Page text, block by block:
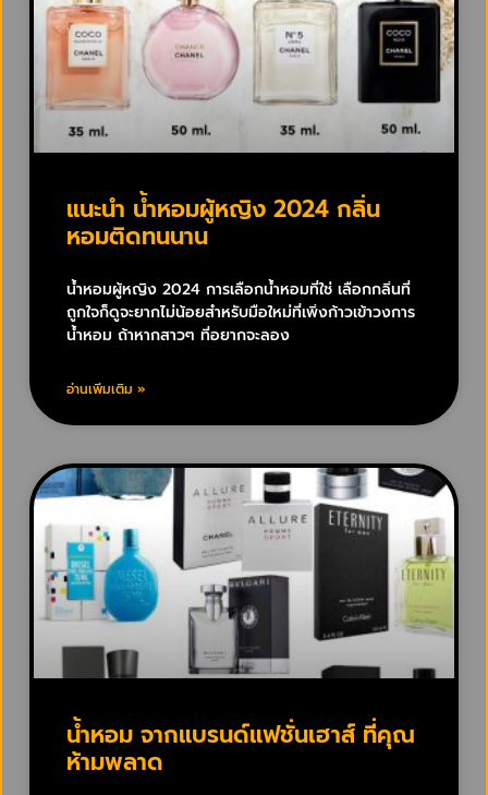
แนะนำ น้ำหอมผู้หญิง 2024 กลิ่น
หอมติดทนนาน
น้ำหอมผู้หญิง 2024 การเลือกน้ำหอมที่ใช่ เลือกกลิ่นที่
ถูกใจก็ดูจะยากไม่น้อยสำหรับมือใหม่ที่เพิ่งก้าวเข้าวงการ
น้ำหอม ถ้าหากสาวๆ ที่อยากจะลอง
อ่านเพิ่มเติม »
น้ำหอม จากแบรนด์แฟชั่นเฮาส์ ที่คุณ
ห้ามพลาด